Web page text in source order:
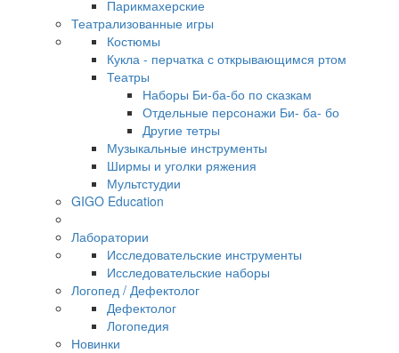
Парикмахерские
Театрализованные игры
Костюмы
Кукла - перчатка с открывающимся ртом
Театры
Наборы Би-ба-бо по сказкам
Отдельные персонажи Би- ба- бо
Другие тетры
Музыкальные инструменты
Ширмы и уголки ряжения
Мультстудии
GIGO Education
Лаборатории
Исследовательские инструменты
Исследовательские наборы
Логопед / Дефектолог
Дефектолог
Логопедия
Новинки